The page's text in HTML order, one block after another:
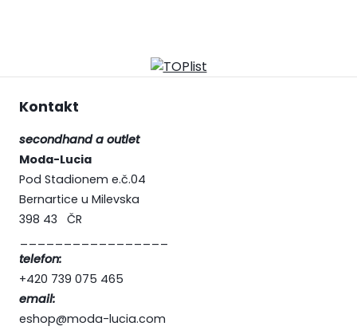
Kontakt
secondhand a outlet
Moda-Lucia
Pod Stadionem e.č.04
Bernartice u Milevska
398 43 ČR
telefon:
+420 739 075 465
email:
eshop@moda-lucia.com